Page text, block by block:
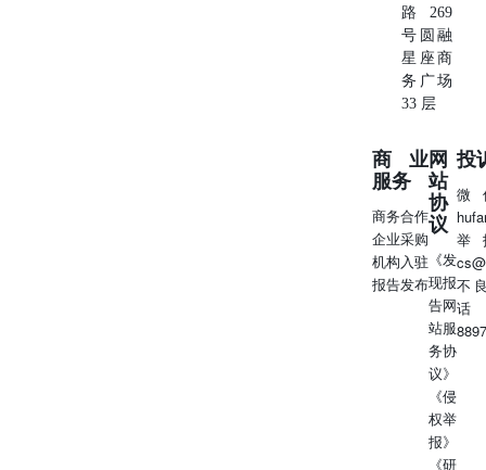
路269
号圆融
星座商
务广场
33 层
商业
服务
商务合作
企业采购
机构入驻
报告发布
网
站
协
议
《发
现报
告网
站服
务协
议》
《侵
权举
报》
《研
投
微
举
不